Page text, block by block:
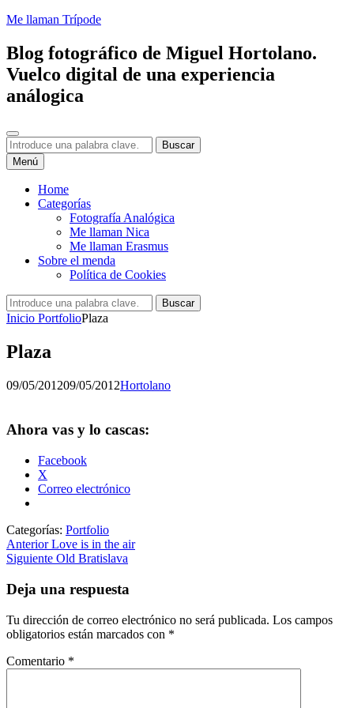
Saltar
contenido
Me llaman Trípode
Blog fotográfico de Miguel Hortolano.
Vuelco digital de una experiencia
análogica
Buscar
Buscar:
Buscar
Menú
Home
Categorías
Fotografía Analógica
Me llaman Nica
Me llaman Erasmus
Sobre el menda
Política de Cookies
Buscar:
Buscar
Inicio PortfolioPlaza
Plaza
Publicado
09/05/201209/05/2012por
Hortolano
Ahora vas y lo cascas:
Facebook
X
Correo electrónico
Categorías: Portfolio
Navegación
de
entradas
Anterior Entrada
anterior:
Love is in the air
Siguiente Entrada
Old Bratislava
Deja una respuesta
Tu dirección de correo electrónico no será publicada. Los campos
obligatorios están marcados con *
Comentario *